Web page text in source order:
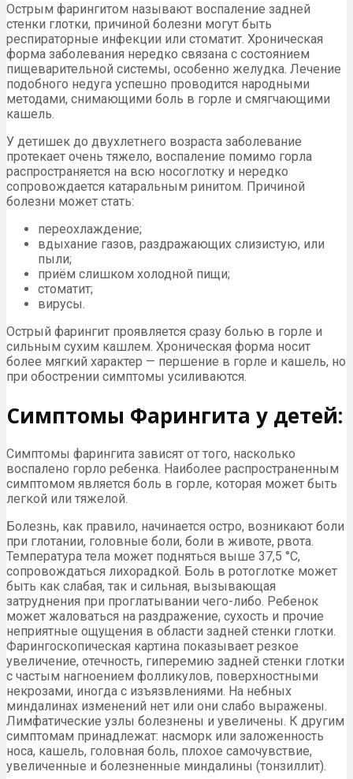
Острым фарингитом называют воспаление задней
стенки глотки, причиной болезни могут быть
респираторные инфекции или стоматит. Хроническая
форма заболевания нередко связана с состоянием
пищеварительной системы, особенно желудка. Лечение
подобного недуга успешно проводится народными
методами, снимающими боль в горле и смягчающими
кашель.
У детишек до двухлетнего возраста заболевание
протекает очень тяжело, воспаление помимо горла
распространяется на всю носоглотку и нередко
сопровождается катаральным ринитом. Причиной
болезни может стать:
переохлаждение;
вдыхание газов, раздражающих слизистую, или
пыли;
приём слишком холодной пищи;
стоматит;
вирусы.
Острый фарингит проявляется сразу болью в горле и
сильным сухим кашлем. Хроническая форма носит
более мягкий характер — першение в горле и кашель, но
при обострении симптомы усиливаются.
Симптомы Фарингита у детей:
Симптомы фарингита зависят от того, насколько
воспалено горло ребенка. Наиболее распространенным
симптомом является боль в горле, которая может быть
легкой или тяжелой.
Болезнь, как правило, начинается остро, возникают боли
при глотании, головные боли, боли в животе, рвота.
Температура тела может подняться выше 37,5 °С,
сопровождаться лихорадкой. Боль в ротоглотке может
быть как слабая, так и сильная, вызывающая
затруднения при проглатывании чего-либо. Ребенок
может жаловаться на раздражение, сухость и прочие
неприятные ощущения в области задней стенки глотки.
Фарингоскопическая картина показывает резкое
увеличение, отечность, гиперемию задней стенки глотки
с частым нагноением фолликулов, поверх­ностными
некрозами, иногда с изъязвлениями. На небных
миндалинах изменений нет или они слабо выражены.
Лимфатические узлы болезнены и увеличены. К другим
симптомам принадлежат: насморк или заложенность
носа, кашель, головная боль, плохое самочувствие,
увеличенные и болезненные миндалины (тонзиллит).